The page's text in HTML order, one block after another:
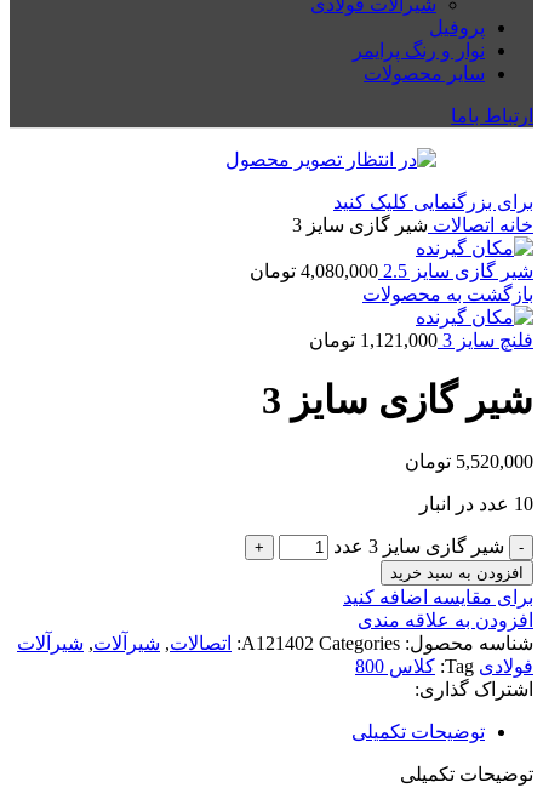
شیرآلات فولادی
پروفیل
نوار و رنگ پرایمر
سایر محصولات
ارتباط باما
برای بزرگنمایی کلیک کنید
خانه اتصالات شیر گازی سایز 3
شیر گازی سایز 2.5 4,080,000 تومان
بازگشت به محصولات
فلنچ سایز 3 1,121,000 تومان
شیر گازی سایز 3
5,520,000 تومان
10 عدد در انبار
شیر گازی سایز 3 عدد
افزودن به سبد خرید
برای مقایسه اضافه کنید
افزودن به علاقه مندی
شناسه محصول:
A121402 Categories: اتصالات, شیرآلات, شیرآلات
فولادی Tag: کلاس 800
اشتراک گذاری:
توضیحات تکمیلی
توضیحات تکمیلی